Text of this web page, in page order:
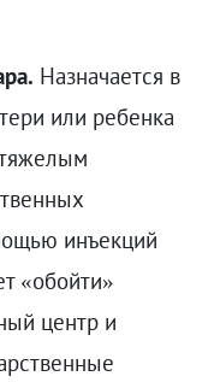
Назначается в
или ребенка
инъекций
«обойти»
центр и